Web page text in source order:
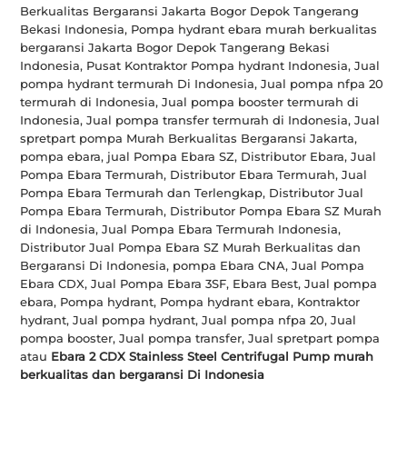
Berkualitas Bergaransi Jakarta Bogor Depok Tangerang
Bekasi Indonesia, Pompa hydrant ebara murah berkualitas
bergaransi Jakarta Bogor Depok Tangerang Bekasi
Indonesia, Pusat Kontraktor Pompa hydrant Indonesia, Jual
pompa hydrant termurah Di Indonesia, Jual pompa nfpa 20
termurah di Indonesia, Jual pompa booster termurah di
Indonesia, Jual pompa transfer termurah di Indonesia, Jual
spretpart pompa Murah Berkualitas Bergaransi Jakarta,
pompa ebara, jual Pompa Ebara SZ, Distributor Ebara, Jual
Pompa Ebara Termurah, Distributor Ebara Termurah, Jual
Pompa Ebara Termurah dan Terlengkap, Distributor Jual
Pompa Ebara Termurah, Distributor Pompa Ebara SZ Murah
di Indonesia, Jual Pompa Ebara Termurah Indonesia,
Distributor Jual Pompa Ebara SZ Murah Berkualitas dan
Bergaransi Di Indonesia, pompa Ebara CNA, Jual Pompa
Ebara CDX, Jual Pompa Ebara 3SF, Ebara Best, Jual pompa
ebara, Pompa hydrant, Pompa hydrant ebara, Kontraktor
hydrant, Jual pompa hydrant, Jual pompa nfpa 20, Jual
pompa booster, Jual pompa transfer, Jual spretpart pompa
atau Ebara 2 CDX Stainless Steel Centrifugal Pump murah
berkualitas dan bergaransi Di Indonesia